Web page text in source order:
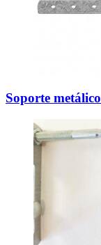
Soporte